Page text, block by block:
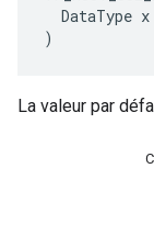
  DataType x
)
La valeur par